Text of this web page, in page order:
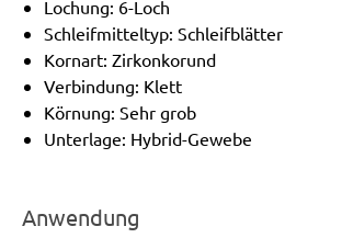
Lochung: 6-Loch
Schleifmitteltyp: Schleifblätter
Kornart: Zirkonkorund
Verbindung: Klett
Körnung: Sehr grob
Unterlage: Hybrid-Gewebe
Anwendung